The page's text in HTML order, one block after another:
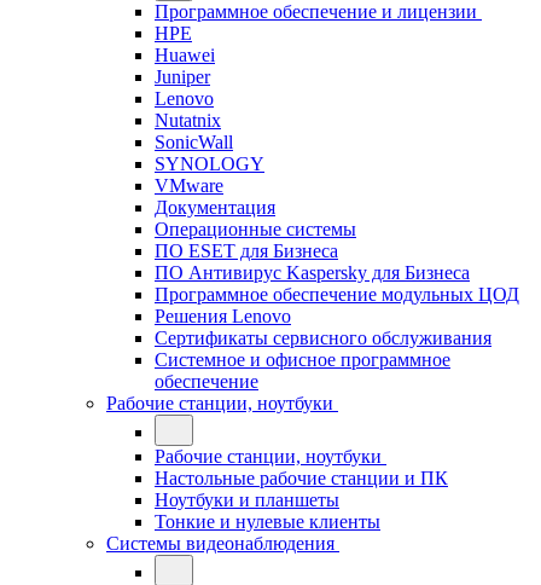
Программное обеспечение и лицензии
HPE
Huawei
Juniper
Lenovo
Nutatnix
SonicWall
SYNOLOGY
VMware
Документация
Операционные системы
ПО ESET для Бизнеса
ПО Антивирус Kaspersky для Бизнеса
Программное обеспечение модульных ЦОД
Решения Lenovo
Сертификаты сервисного обслуживания
Системное и офисное программное
обеспечение
Рабочие станции, ноутбуки
Рабочие станции, ноутбуки
Настольные рабочие станции и ПК
Ноутбуки и планшеты
Тонкие и нулевые клиенты
Системы видеонаблюдения